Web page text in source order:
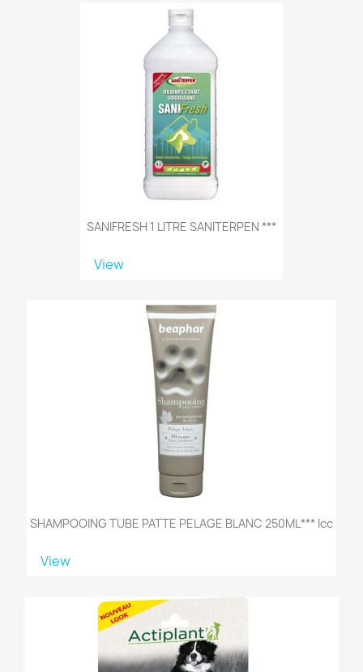
SANIFRESH 1 LITRE SANITERPEN ***
View
SHAMPOOING TUBE PATTE PELAGE BLANC 250ML*** Icc
View